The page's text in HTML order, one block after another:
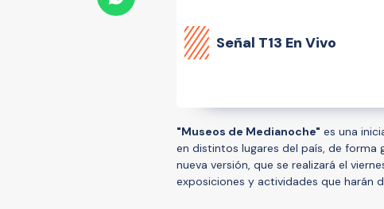
Señal T13 En Vivo
"Museos de Medianoche" es una
en distintos lugares del país, de forma
nueva versión, que se realizará el
exposiciones y actividades que harán